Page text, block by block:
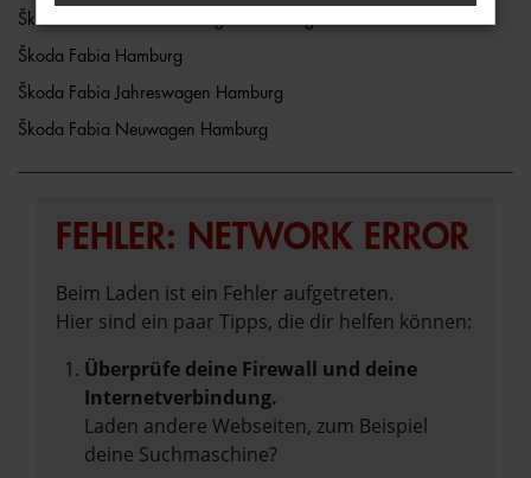
Škoda Fabia Gebrauchtwagen Hamburg
Škoda Fabia Hamburg
Škoda Fabia Jahreswagen Hamburg
Škoda Fabia Neuwagen Hamburg
FEHLER: NETWORK ERROR
Beim Laden ist ein Fehler aufgetreten.
Hier sind ein paar Tipps, die dir helfen können:
Überprüfe deine Firewall und deine
Internetverbindung.
Laden andere Webseiten, zum Beispiel
deine Suchmaschine?